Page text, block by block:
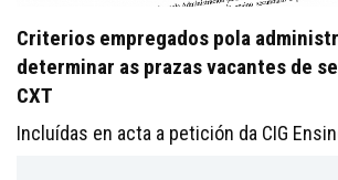
Criterios empregados pola
determinar as prazas vacantes de
CXT
Incluídas en acta a petición da CIG